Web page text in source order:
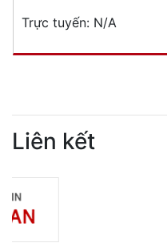
Trực tuyến: N/A
Liên kết